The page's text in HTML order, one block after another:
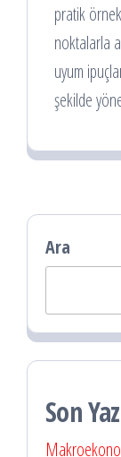
pratik
noktalarla
uyum
şekilde
Ara
Son